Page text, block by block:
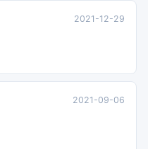
2021-12-29
2021-09-06